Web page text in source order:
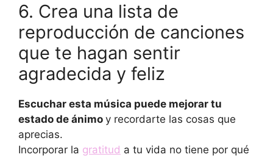
6. Crea una lista de
reproducción de canciones
que te hagan sentir
agradecida y feliz
Escuchar esta música puede mejorar tu
estado de ánimo y recordarte las cosas que
aprecias.
Incorporar la gratitud a tu vida no tiene por qué